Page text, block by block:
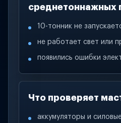
среднетоннажных
10-тонник не
не работает свет или
появились ошибки
Что проверяет
аккумуляторы и